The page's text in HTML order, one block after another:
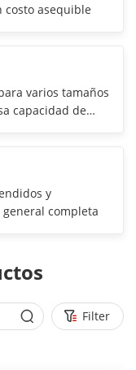
costo asequible
varios tamaños
capacidad de
y
completa
Filter